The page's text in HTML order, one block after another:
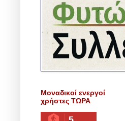
Μοναδικοί ενεργοί
χρήστες ΤΩΡΑ